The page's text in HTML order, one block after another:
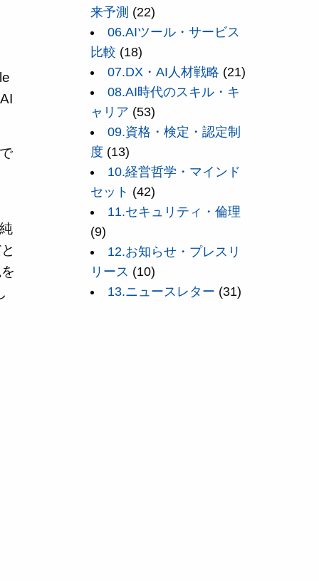
来予測 (22)
06.AIツール・サービス
比較 (18)
07.DX・AI人材戦略 (21)
08.AI時代のスキル・キ
ャリア (53)
09.資格・検定・認定制
度 (13)
10.経営哲学・マインド
セット (42)
11.セキュリティ・倫理
(9)
12.お知らせ・プレスリ
リース (10)
13.ニュースレター (31)